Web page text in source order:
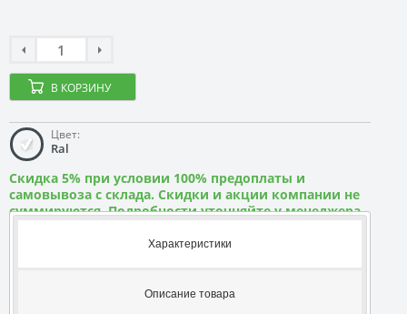
В КОРЗИНУ
Цвет:
Ral
Скидка 5% при условии 100% предоплаты и
самовывоза с склада. Скидки и акции компании не
суммируются. Подробности уточняйте у менеджера
Характеристики
Описание товара